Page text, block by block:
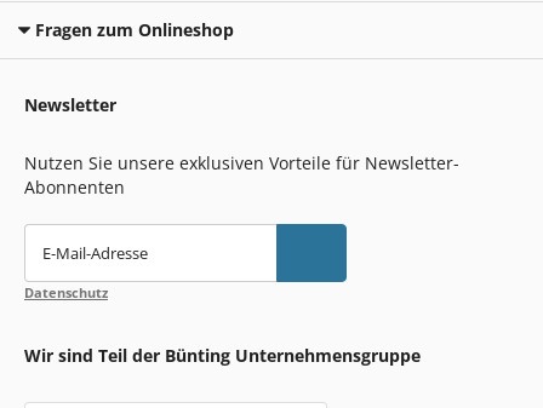
Fragen zum Onlineshop
Newsletter
Nutzen Sie unsere exklusiven Vorteile für Newsletter-
Abonnenten
E-Mail-Adresse
Datenschutz
Wir sind Teil der Bünting Unternehmensgruppe